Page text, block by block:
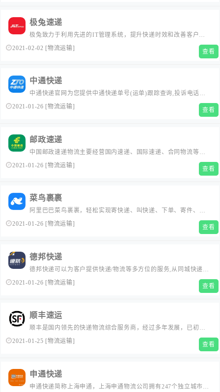
极兔速递
极兔致力于利用先进的IT管理系统，提升快递时效和改善客户服
务质量，以寄件便利、快速派件、高效理赔作为主要服务宗旨，
2021-02-02 [物流运输] 查看
中通快递
中通快递官网为您提供中通快递单号(运单)跟踪查询,投诉电话查
询,运费报价查询,中通营业网点查询,在线下单(寄件)等服务,全国统
2021-01-26 [物流运输] 查看
邮政速递
中国邮政速递物流主要经营国内速递、国际速递、合同物流等业
务，致力于为客户提供方便快捷、安全可靠的门到门速递物流服
务，成为持续引领中国市场、综合服务能力最强、最具全球竞争
2021-01-26 [物流运输] 查看
菜鸟裹裹
阿里巴巴菜鸟裹裹，轻松实现寄快递、叫快递、下单、寄件、上
门取件，下载菜鸟裹裹，在线查快递物流状态，查询快递柜取件
2021-01-26 [物流运输] 查看
德邦快递
德邦快递可以为客户提供快递/物流等多方位的服务,从同城快递到
国际物流,我们都可以为您提供。德邦快递也是快递物流行业中的
老品牌了,超过10年服务经验让我们的快递物流服务更专业,让客户
2021-01-26 [物流运输] 查看
顺丰速运
顺丰是国内领先的快递物流综合服务商，经过多年发展，已初步
建立为客户提供一体化综合物流解决方案的能力，不仅提供配送
端的高质量物流服务，还延伸至价值链前端的产、供、销、配等
析等一揽子解决方案。...
2021-01-25 [物流运输] 查看
申通快递
申通快递简称上海申通，上海申通物流公司拥有247个独立城市营